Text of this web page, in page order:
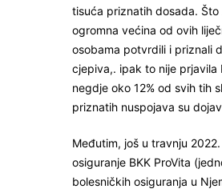
tisuća priznatih dosada.
ogromna većina od ovih
osobama potvrdili i priznali
cjepiva,. ipak to nije prjavila
negdje oko 12% od svih tih
priznatih nuspojava su
Međutim, još u travnju
osiguranje BKK ProVita
bolesničkih osiguranja u